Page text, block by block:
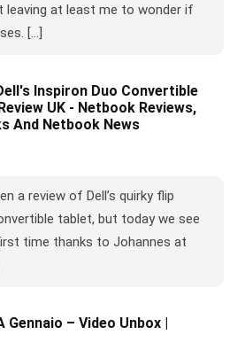
leaving at least me to wonder if
[...]
Inspiron Duo Convertible
UK - Netbook Reviews,
And Netbook News
a review of Dell’s quirky flip
tablet, but today we see
time thanks to Johannes at
Gennaio – Video Unbox |